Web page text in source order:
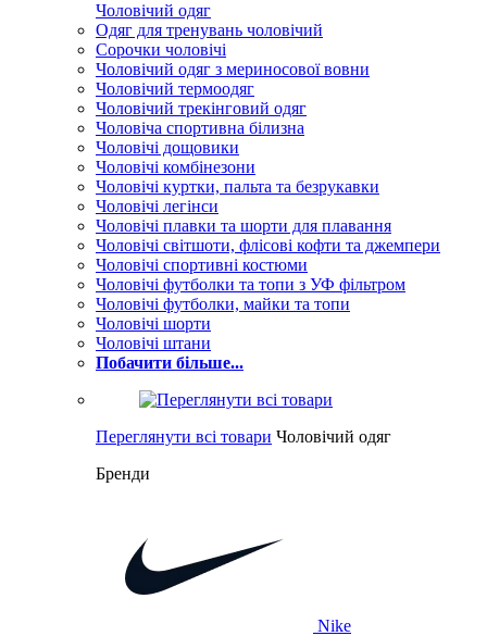
Чоловічий одяг
Одяг для тренувань чоловічий
Сорочки чоловічі
Чоловічий одяг з мериносової вовни
Чоловічий термоодяг
Чоловічий трекінговий одяг
Чоловіча спортивна білизна
Чоловічі дощовики
Чоловічі комбінезони
Чоловічі куртки, пальта та безрукавки
Чоловічі легінси
Чоловічі плавки та шорти для плавання
Чоловічі світшоти, флісові кофти та джемпери
Чоловічі спортивні костюми
Чоловічі футболки та топи з УФ фільтром
Чоловічі футболки, майки та топи
Чоловічі шорти
Чоловічі штани
Побачити більше...
Переглянути всі товари Чоловічий одяг
Бренди
Nike